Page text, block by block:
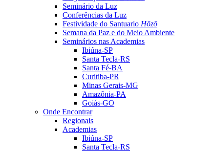
Seminário da Luz
Conferências da Luz
Festividade do Santuario Hōzō
Semana da Paz e do Meio Ambiente
Seminários nas Academias
Ibiúna-SP
Santa Tecla-RS
Santa Fé-BA
Curitiba-PR
Minas Gerais-MG
Amazônia-PA
Goiás-GO
Onde Encontrar
Regionais
Academias
Ibiúna-SP
Santa Tecla-RS